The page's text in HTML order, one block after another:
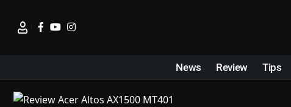
News Review Tips